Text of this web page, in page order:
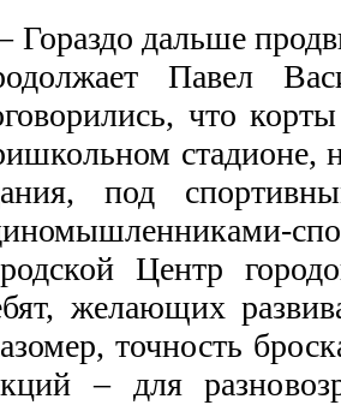
Гораздо дальше
Павел
что
стадионе,
под
Центр
желающих
точность
– для